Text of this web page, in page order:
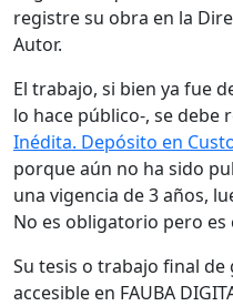
registre su obra en la
Autor.
El trabajo, si bien ya fue
lo hace público-, se debe
Inédita. Depósito en
porque aún no ha sido
una vigencia de 3 años,
No es obligatorio pero es
Su tesis o trabajo final
accesible en FAUBA